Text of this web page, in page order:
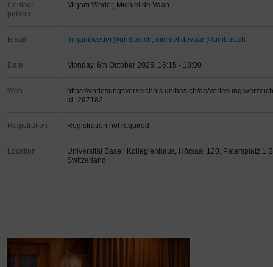
Contact
person
Mirjam Weder, Michiel de Vaan
Email mirjam.weder@unibas.ch, michiel.devaan@unibas.ch
Date Monday, 6th October 2025, 16:15 - 18:00
Web
https://vorlesungsverzeichnis.unibas.ch/de/
id=297182
Registration Registration not required
Location
Universität Basel, Kollegienhaus, Hörsaal 120, Petersplatz 1
Switzerland